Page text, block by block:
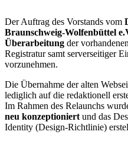
Der Auftrag des Vorstands vom
Braunschweig-Wolfenbüttel
Überarbeitung der
Registratur samt serverseitiger
vorzunehmen.
Die Übernahme der alten
lediglich auf die redaktionell
Im Rahmen des Relaunchs
neu konzeptioniert und das
Identity (Design-Richtlinie)